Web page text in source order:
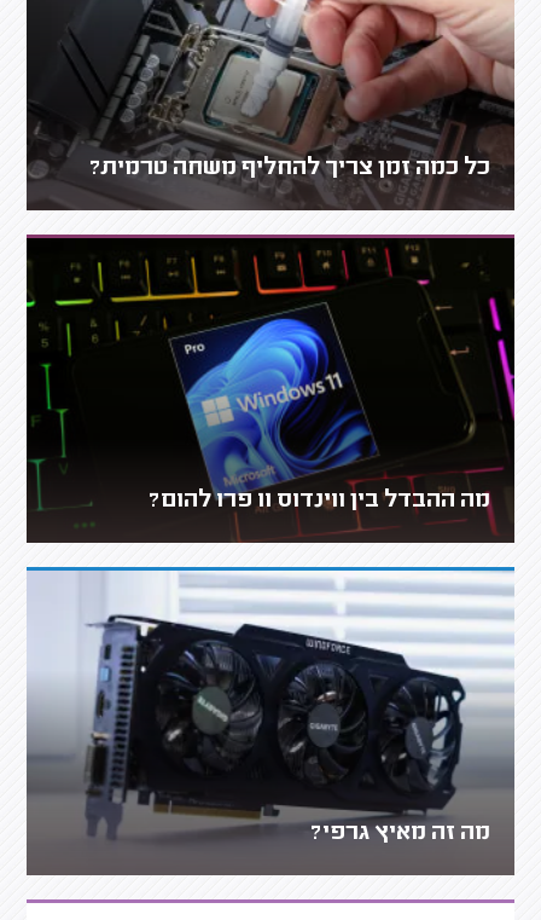
כל כמה זמן צריך להחליף משחה טרמית?
מה ההבדל בין ווינדוס 11 פרו להום?
מה זה מאיץ גרפי?